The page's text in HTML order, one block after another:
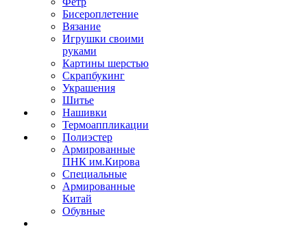
Бисероплетение
Вязание
Игрушки своими
руками
Картины шерстью
Скрапбукинг
Украшения
Шитье
Нашивки
Термоаппликации
Полиэстер
Армированные
ПНК им.Кирова
Специальные
Армированные
Китай
Обувные